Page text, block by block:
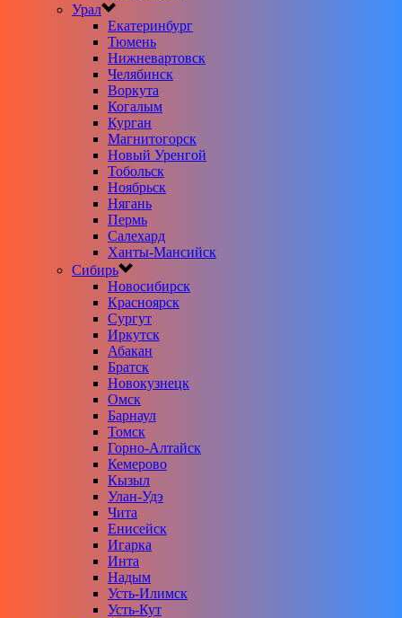
Урал
Екатеринбург
Тюмень
Нижневартовск
Челябинск
Воркута
Когалым
Курган
Магнитогорск
Новый Уренгой
Тобольск
Ноябрьск
Нягань
Пермь
Салехард
Ханты-Мансийск
Сибирь
Новосибирск
Красноярск
Сургут
Иркутск
Абакан
Братск
Новокузнецк
Омск
Барнаул
Томск
Горно-Алтайск
Кемерово
Кызыл
Улан-Удэ
Чита
Енисейск
Игарка
Инта
Надым
Усть-Илимск
Усть-Кут